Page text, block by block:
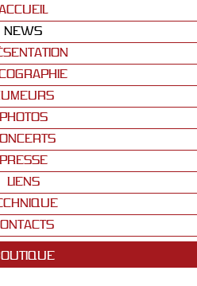
NEWS
PHOTOS
PRESSE
LIENS